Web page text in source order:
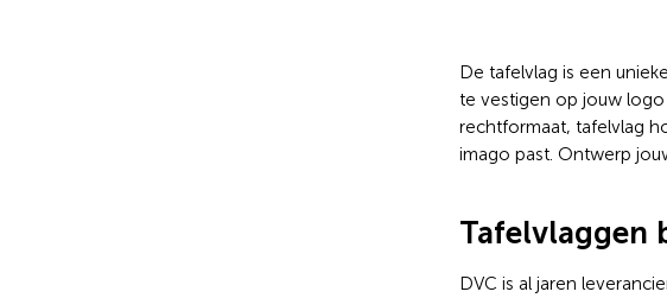
De tafelvlag is een
te vestigen op jouw logo
rechtformaat, tafelvlag
imago past. Ontwerp
Tafelvlaggen
DVC is al jaren